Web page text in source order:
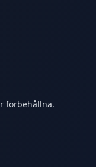
förbehållna.